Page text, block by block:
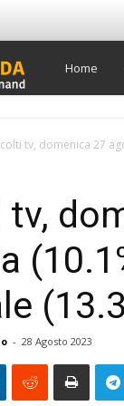
Super
Home
tv, domenica 27
- 28 Agosto 2023